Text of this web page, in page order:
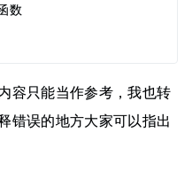
数
容只能当作参考，我也转
错误的地方大家可以指出